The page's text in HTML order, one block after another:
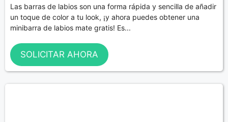
Las barras de labios son una forma rápida y sencilla de añadir
un toque de color a tu look, ¡y ahora puedes obtener una
minibarra de labios mate gratis! Es...
SOLICITAR AHORA